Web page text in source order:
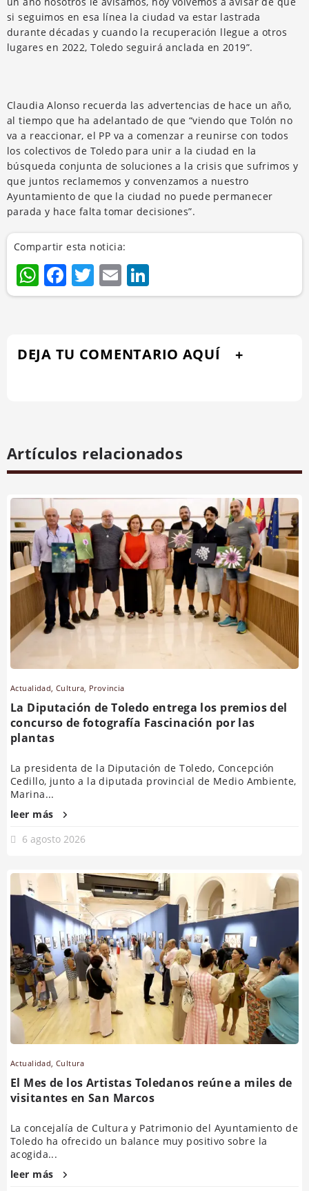
si seguimos en esa línea la ciudad va estar lastrada
durante décadas y cuando la recuperación llegue a otros
lugares en 2022, Toledo seguirá anclada en 2019”.
Claudia Alonso recuerda las advertencias de hace un año,
al tiempo que ha adelantado de que “viendo que Tolón no
va a reaccionar, el PP va a comenzar a reunirse con todos
los colectivos de Toledo para unir a la ciudad en la
búsqueda conjunta de soluciones a la crisis que sufrimos y
que juntos reclamemos y convenzamos a nuestro
Ayuntamiento de que la ciudad no puede permanecer
parada y hace falta tomar decisiones”.
Compartir esta noticia:
WhatsApp
Facebook
Twitter
Email
DEJA TU COMENTARIO AQUÍ
Artículos relacionados
Actualidad,Cultura, Provincia
La Diputación de Toledo entrega los premios del
concurso de fotografía Fascinación por las
plantas
La presidenta de la Diputación de Toledo, Concepción
Cedillo, junto a la diputada provincial de Medio Ambiente,
Marina...
leer más
6 agosto 2026
Actualidad,Cultura
El Mes de los Artistas Toledanos reúne a miles de
visitantes en San Marcos
La concejalía de Cultura y Patrimonio del Ayuntamiento de
Toledo ha ofrecido un balance muy positivo sobre la
acogida...
leer más